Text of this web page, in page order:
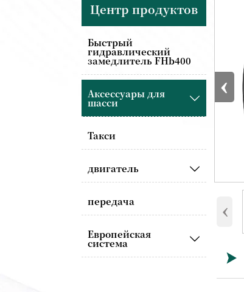
Центр продуктов
Быстрый
гидравлический
замедлитель FHb400
Аксессуары для
шасси 
Такси
двигатель 
передача
Европейская
система 
‹
‹
